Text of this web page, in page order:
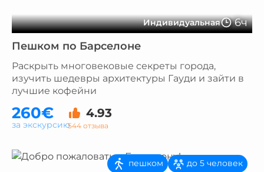
Индивидуальная 6ч
Пешком по Барселоне
Раскрыть многовековые секреты города,
изучить шедевры архитектуры Гауди и зайти в
лучшие кофейни
260€ 4.93
544 отзыва
за экскурсию
пешком до 5 человек